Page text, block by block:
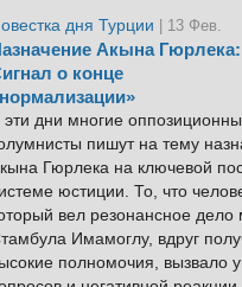
дня Турции
| 13 Фев.
Акына Гюрлека:
о конце
эти дни многие
пишут на тему
Гюрлека на ключевой
юстиции. То, что
вел резонансное дело
Имамоглу, вдруг
полномочия, вызвало